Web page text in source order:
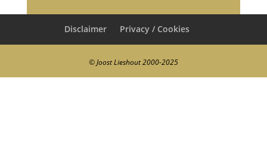
Disclaimer Privacy / Cookies
© Joost Lieshout 2000-2025